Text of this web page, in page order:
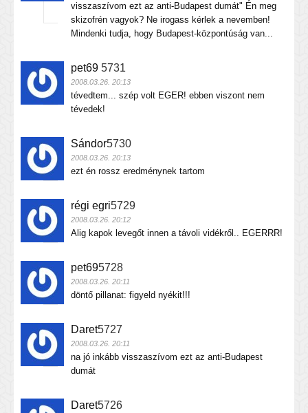
visszaszívom ezt az anti-Budapest dumát" Én meg
skizofrén vagyok? Ne irogass kérlek a nevemben!
Mindenki tudja, hogy Budapest-központúság van...
pet69 5731
2008.03.26. 20:13
tévedtem... szép volt EGER! ebben viszont nem
tévedek!
Sándor5730
2008.03.26. 20:13
ezt én rossz eredménynek tartom
régi egri5729
2008.03.26. 20:12
Alig kapok levegőt innen a távoli vidékről.. EGERRR!
pet695728
2008.03.26. 20:11
döntő pillanat: figyeld nyékit!!!
Daret5727
2008.03.26. 20:11
na jó inkább visszaszívom ezt az anti-Budapest
dumát
Daret5726